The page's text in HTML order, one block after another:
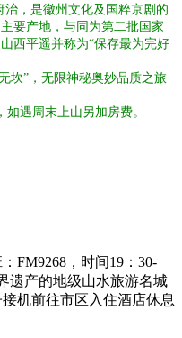
，是徽州文化及国粹京剧的
要产地，与同为第二批国家
西平遥并称为“保存最为完好
坎”，无限神秘奥妙品质之旅
遇周末上山另加房费。
FM9268，时间19：30-
遗产的地级山水旅游名城
机前往市区入住酒店休息